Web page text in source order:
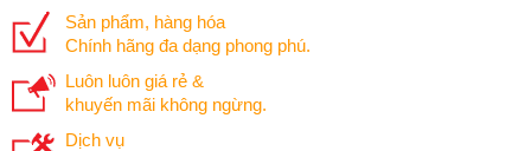
Sản phẩm, hàng hóa
Chính hãng đa dạng phong phú.
Luôn luôn giá rẻ &
khuyến mãi không ngừng.
Dịch vụ